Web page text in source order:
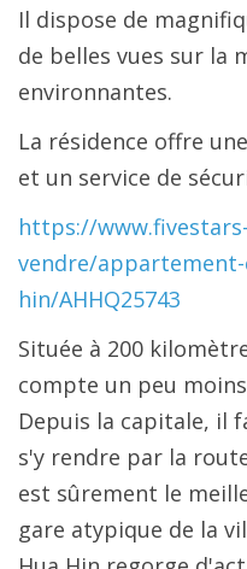
Il dispose de
de belles vues sur la
environnantes.
La résidence offre
et un service de
https://
vendre/
hin/AHHQ25743
Située à 200
compte un peu
Depuis la capitale, il
s'y rendre par la
est sûrement le
gare atypique de la